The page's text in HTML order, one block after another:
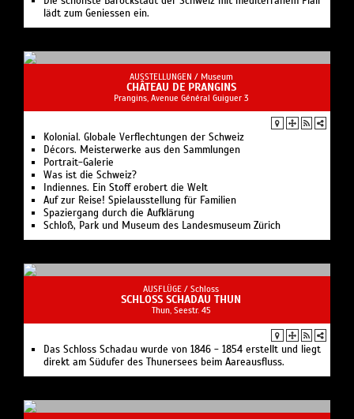
lädt zum Geniessen ein.
AUSSTELLUNGEN / Museum
CHÂTEAU DE PRANGINS
Prangins, Avenue Général Guiguer 3
Kolonial. Globale Verflechtungen der Schweiz
Décors. Meisterwerke aus den Sammlungen
Portrait-Galerie
Was ist die Schweiz?
Indiennes. Ein Stoff erobert die Welt
Auf zur Reise! Spielausstellung für Familien
Spaziergang durch die Aufklärung
Schloß, Park und Museum des Landesmuseum Zürich
AUSFLÜGE / Schloss
SCHLOSS SCHADAU THUN
Thun, Seestr. 45
Das Schloss Schadau wurde von 1846 - 1854 erstellt und liegt
direkt am Südufer des Thunersees beim Aareausfluss.